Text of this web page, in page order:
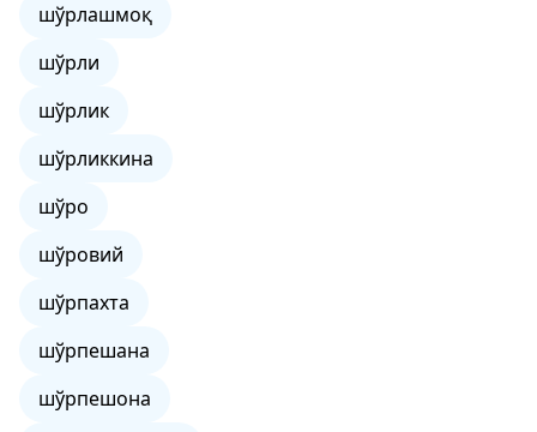
шўрлашмоқ
шўрли
шўрлик
шўрликкина
шўро
шўровий
шўрпахта
шўрпешана
шўрпешона